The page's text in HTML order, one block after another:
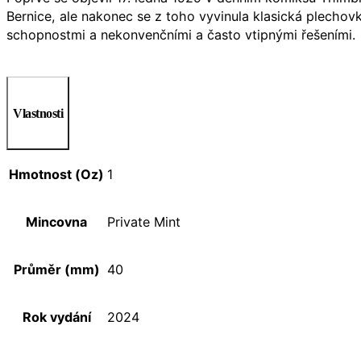
Bernice, ale nakonec se z toho vyvinula klasická
schopnostmi a nekonvenčními a často vtipnými řešeními.
Vlastnosti
Hmotnost (Oz) 1
Mincovna Private Mint
Průměr (mm) 40
Rok vydání 2024